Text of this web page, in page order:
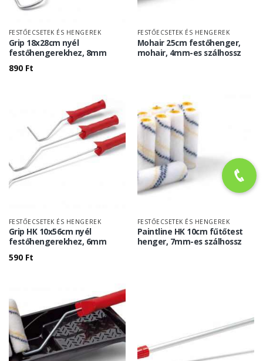
FESTŐECSETEK ÉS HENGEREK
Grip 18x28cm nyél
festőhengerekhez, 8mm
890 Ft
FESTŐECSETEK ÉS HENGEREK
Mohair 25cm festőhenger,
mohair, 4mm-es szálhossz
FESTŐECSETEK ÉS HENGEREK
Grip HK 10x56cm nyél
festőhengerekhez, 6mm
590 Ft
FESTŐECSETEK ÉS HENGEREK
Paintline HK 10cm fűtőtest
henger, 7mm-es szálhossz